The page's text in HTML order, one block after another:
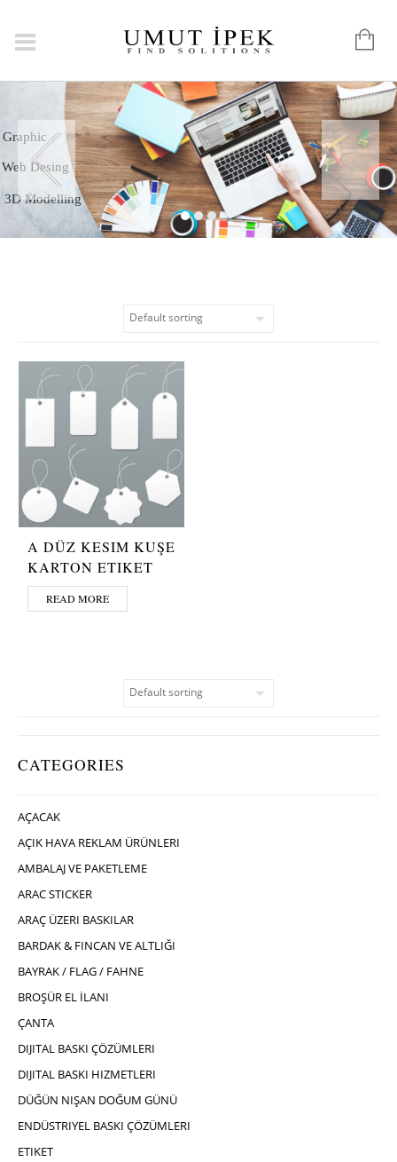
3D Modelling
Graphic
Web Desing
CATEGORIES
AÇACAK
AÇIK HAVA REKLAM ÜRÜNLERI
AMBALAJ VE PAKETLEME
ARAC STICKER
ARAÇ ÜZERI BASKILAR
BARDAK & FINCAN VE ALTLIĞI
BAYRAK / FLAG / FAHNE
BROŞÜR EL İLANI
ÇANTA
DIJITAL BASKI ÇÖZÜMLERI
DIJITAL BASKI HIZMETLERI
DÜĞÜN NIŞAN DOĞUM GÜNÜ
ENDÜSTRIYEL BASKI ÇÖZÜMLERI
ETIKET
A DÜZ KESIM KUŞE
KARTON ETIKET
READ MORE